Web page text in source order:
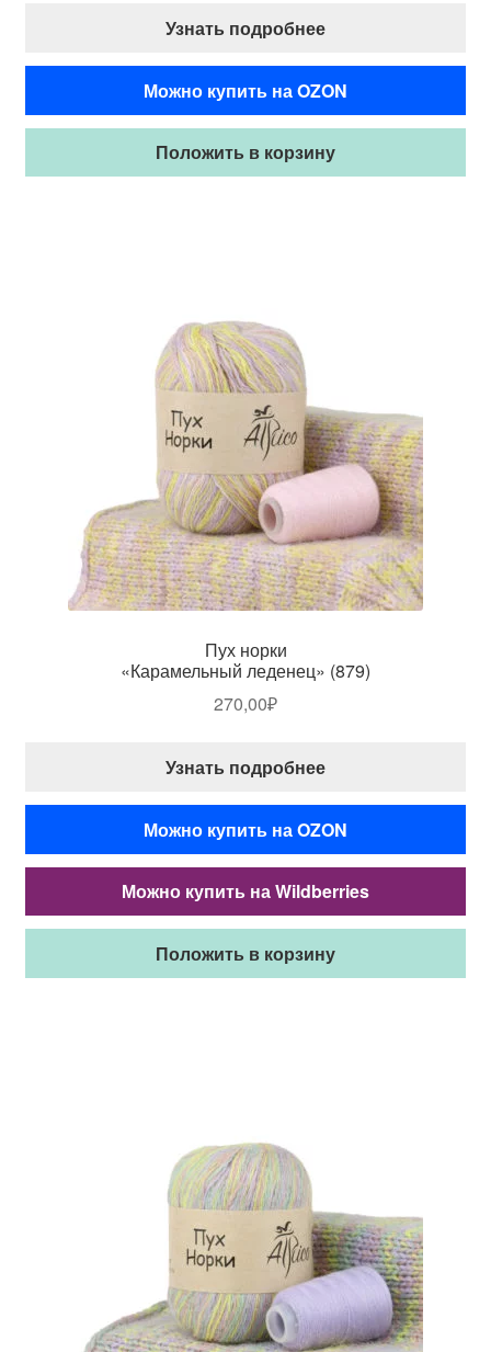
Узнать подробнее
Можно купить на OZON
Положить в корзину
Пух норки
«Карамельный леденец» (879)
270,00₽
Узнать подробнее
Можно купить на OZON
Можно купить на Wildberries
Положить в корзину